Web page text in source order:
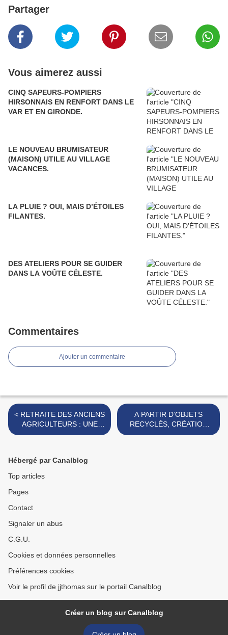
Partager
Vous aimerez aussi
CINQ SAPEURS-POMPIERS
HIRSONNAIS EN RENFORT DANS LE
VAR ET EN GIRONDE.
LE NOUVEAU BRUMISATEUR
(MAISON) UTILE AU VILLAGE
VACANCES.
LA PLUIE ? OUI, MAIS D’ÉTOILES
FILANTES.
DES ATELIERS POUR SE GUIDER
DANS LA VOÛTE CÉLESTE.
Commentaires
Ajouter un commentaire
< RETRAITE DES ANCIENS
AGRICULTEURS : UNE
DÉLÉGATION AXONAISE
A PARTIR D’OBJETS
RECYCLÉS, CRÉATION
D’UNE RESSOURCERIE. >
Hébergé par Canalblog
Top articles
Pages
Contact
Signaler un abus
C.G.U.
Cookies et données personnelles
Préférences cookies
Voir le profil de jjthomas sur le portail Canalblog
Créer un blog sur Canalblog